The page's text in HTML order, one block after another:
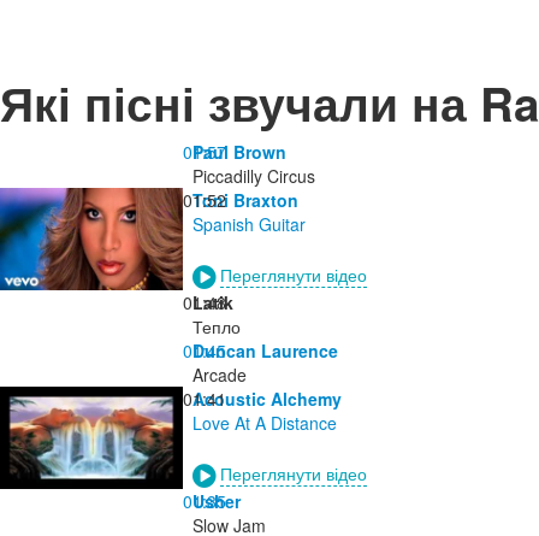
Які пісні звучали на
01:57
Paul Brown
Piccadilly Circus
01:52
Toni Braxton
Spanish Guitar
Переглянути відео
01:48
Latik
Тепло
01:45
Duncan Laurence
Arcade
01:41
Acoustic Alchemy
Love At A Distance
Переглянути відео
01:35
Usher
Slow Jam